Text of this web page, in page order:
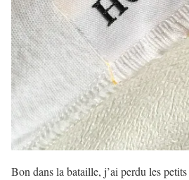
Bon dans la bataille, j’ai perdu les